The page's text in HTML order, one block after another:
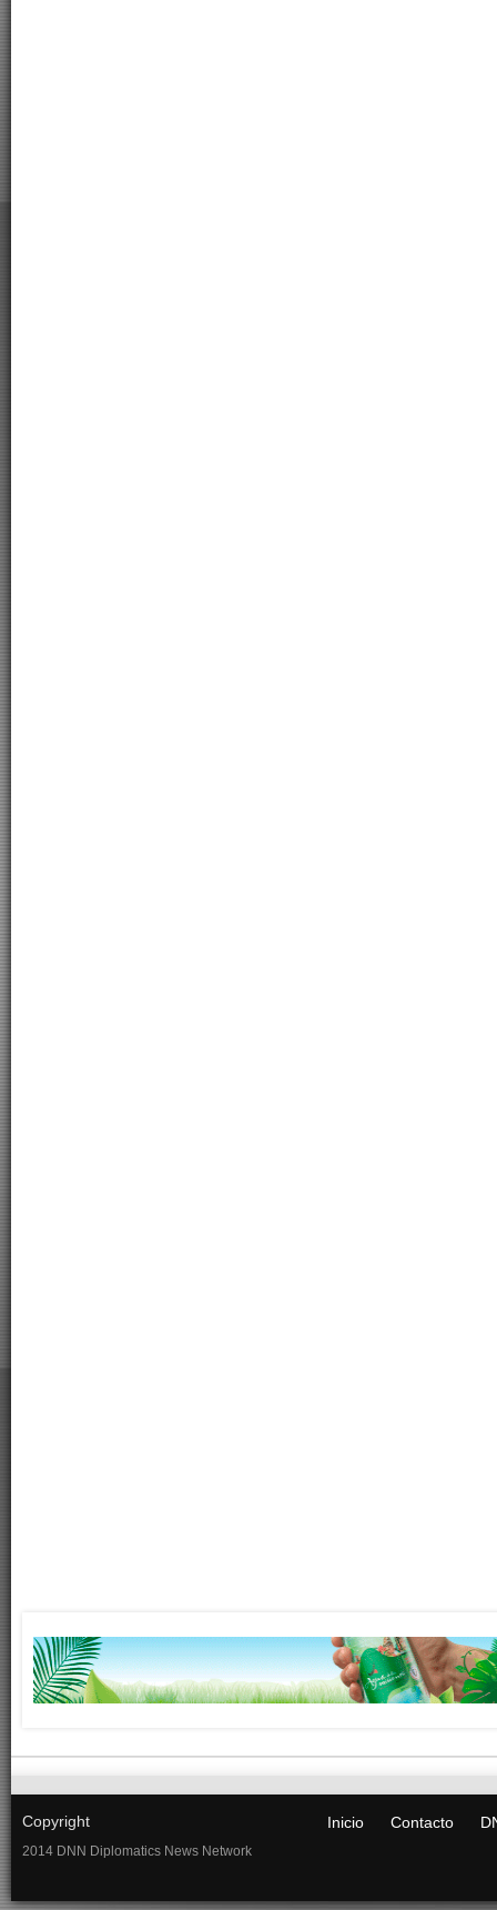
Copyright
2014 DNN Diplomatics News Network
Inicio Contacto